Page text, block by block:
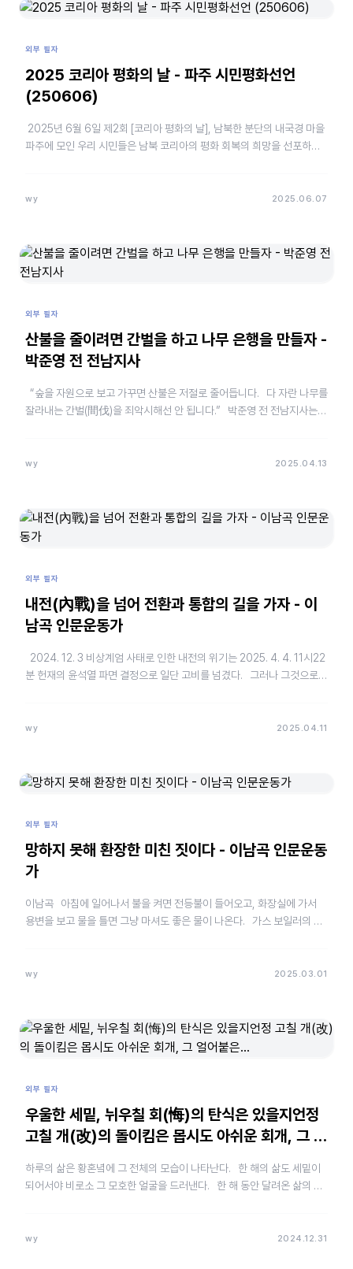
외부 필자
2025 코리아 평화의 날 - 파주 시민평화선언
(250606)
2025년 6월 6일 제2회 [코리아 평화의 날], 남북한 분단의 내국경 마을
파주에 모인 우리 시민들은 남북 코리아의 평화 회복의 희망을 선포하고,
wy 2025.06.07
외부 필자
산불을 줄이려면 간벌을 하고 나무 은행을 만들자 -
박준영 전 전남지사
“숲을 자원으로 보고 가꾸면 산불은 저절로 줄어듭니다. 다 자란 나무를
잘라내는 간벌(間伐)을 죄악시해선 안 됩니다.” 박준영 전 전남지사는
wy 2025.04.13
외부 필자
내전(內戰)을 넘어 전환과 통합의 길을 가자 - 이
남곡 인문운동가
2024. 12. 3 비상계엄 사태로 인한 내전의 위기는 2025. 4. 4. 11시22
분 헌재의 윤석열 파면 결정으로 일단 고비를 넘겼다. 그러나 그것으로
wy 2025.04.11
외부 필자
망하지 못해 환장한 미친 짓이다 - 이남곡 인문운동
가
이남곡 아침에 일어나서 불을 켜면 전등불이 들어오고, 화장실에 가서
용변을 보고 물을 틀면 그냥 마셔도 좋은 물이 나온다. 가스 보일러의 가
wy 2025.03.01
외부 필자
우울한 세밑, 뉘우칠 회(悔)의 탄식은 있을지언정
고칠 개(改)의 돌이킴은 몹시도 아쉬운 회개, 그 얼
하루의 삶은 황혼녘에 그 전체의 모습이 나타난다. 한 해의 삶도 세밑이
되어서야 비로소 그 모호한 얼굴을 드러낸다. 한 해 동안 달려온 삶의 발
wy 2024.12.31